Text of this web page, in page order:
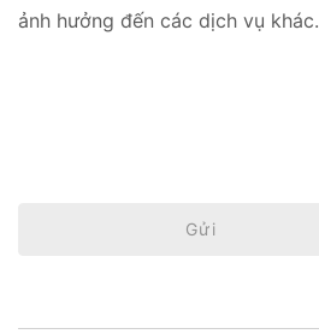
ảnh hưởng đến các dịch vụ khác.
Gửi